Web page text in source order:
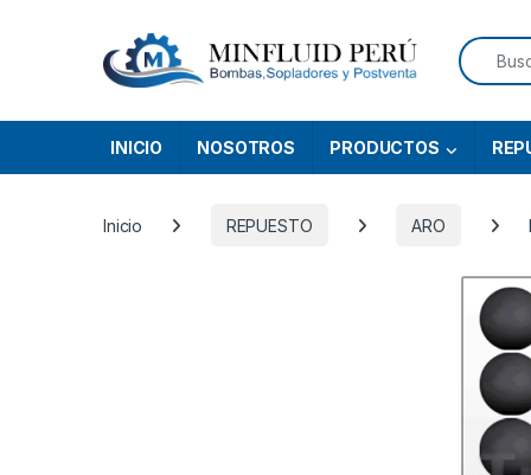
Search
INICIO NOSOTROS PRODUCTOS
Inicio REPUESTO ARO